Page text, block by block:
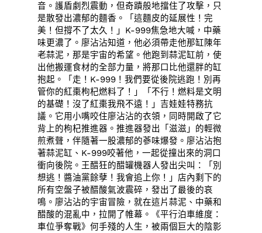
音。護盾劇烈震動，但奇蹟般地擋住了攻擊，只
是散發出濃郁的麵香。「這麵皮的延展性！完
美！但撐不了太久！」K-999焦急地大喊，中藥
味更濃了。廖沾沾知道，他必須帶走他那缸陳年
老蒜泥，那是宇宙的希望。他跑到蒜泥缸前，使
出他搬運食材的全部力量，將那口比他還胖的缸
抱起。「走！K-999！我們要從後院逃跑！別再
管你的紅棗枸杞燃料了！」「不行！燃料是文明
的基礎！沒了紅棗我飛不遠！」吉娃娃特務抗
議。它用小嘴咬住廖沾沾的衣領，同時開啟了它
背上的枸杞推進器。推進器發出「滋滋」的輕微
煎煮聲，伴隨著一股濃郁的蔘味爆發。廖沾沾抱
著蒜泥缸、K-999咬著他，一起從撞出來的洞口
衝向後院。王醋狂的醋罐機器人發出尖叫：「別
想逃！醬油黨餘孽！我會追上你！」店內剩下的
所有空盤子被醋酸氣波震碎，發出了最後的哀
鳴。廖沾沾的宇宙冒險，就在這片蒜泥、中藥和
醋酸的混亂中，拉開了帷幕。《平行泊車維度：
車位爭奪戰》何手殘的人生，被兩個巨大的陰影